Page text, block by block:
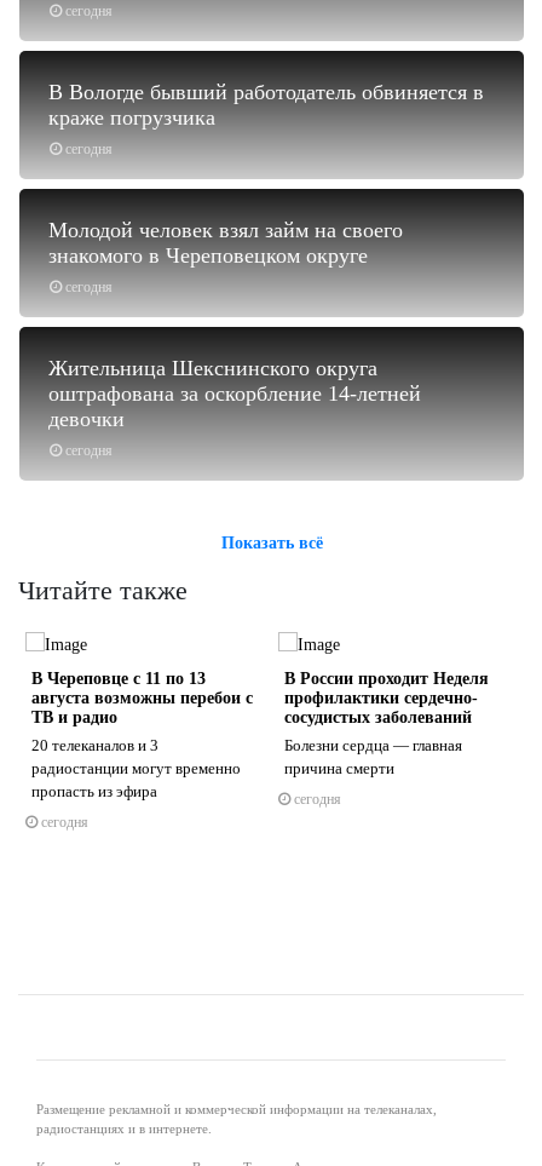
сегодня
сегодня
В Вологде бывший работодатель обвиняется в
краже погрузчика
сегодня
Молодой человек взял займ на своего
знакомого в Череповецком округе
сегодня
Жительница Шекснинского округа
оштрафована за оскорбление 14-летней
девочки
Показать всё
Читайте также
В Череповце с 11 по 13
августа возможны перебои с
ТВ и радио
20 телеканалов и 3
радиостанции могут временно
пропасть из эфира
сегодня
В России проходит Неделя
профилактики сердечно-
сосудистых заболеваний
Болезни сердца — главная
причина смерти
сегодня
Размещение рекламной и коммерческой информации на телеканалах,
радиостанциях и в интернете.